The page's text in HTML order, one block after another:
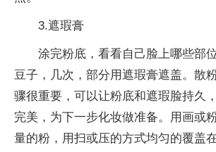
3.遮瑕膏
涂完粉底，看看自己脸上哪些部
豆子，几次，部分用遮瑕膏遮盖。散
骤很重要，可以让粉底和遮瑕脸持久
完美，为下一步化妆做准备。用画或
量的粉，用扫或压的方式均匀的覆盖